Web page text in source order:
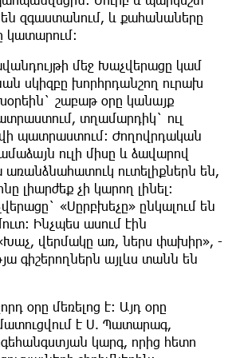
են զգաստանում, և քահանաները
կատարում:
մեջ Խաչվերացը կամ
սկիզբը խորհրդանշող ուրախ
շաբաթ օրը կանայք
տղամարդիկ` ուլ
պատրաստում: Ժողովրդական
ուլի միսը և ձավարով
ուտելիքներն են,
լիարժեք չի կարող լինել:
«Սըրբխեչը» ընկալում են
Ինչպես ասում էին
վերմակը առ, ներս փախիր», -
գիշերողներն այլևս տանն են
օրը մեռելոց է: Այդ օրը
է Ս. Պատարագ,
կարգ, որից հետո